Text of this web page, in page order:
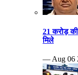
21 करोड़
मिले
— Aug 06